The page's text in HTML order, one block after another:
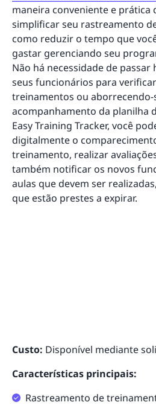
maneira conveniente e prática
simplificar seu rastreamento
como reduzir o tempo que
gastar gerenciando seu
Não há necessidade de
seus funcionários para
treinamentos ou aborrecendo-
acompanhamento da planilha
Easy Training Tracker, você
digitalmente o
treinamento, realizar
também notificar os novos
aulas que devem ser
que estão prestes a expirar.
Custo: Disponível mediante
Características principais:
Rastreamento de